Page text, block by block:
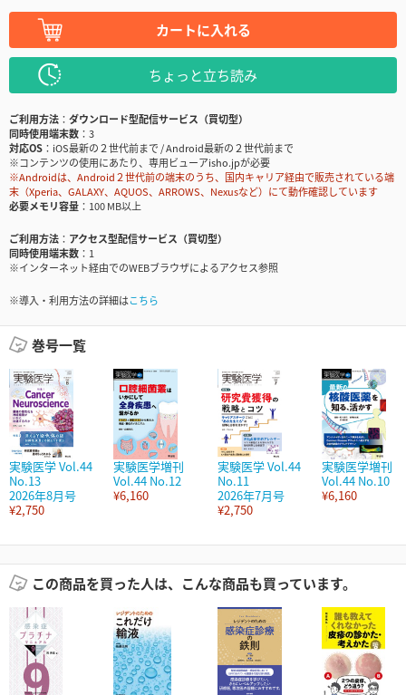
カートに入れる
ちょっと立ち読み
ご利用方法
ダウンロード型配信サービス（買切型）
同時使用端末数
3
対応OS
iOS最新の２世代前まで / Android最新の２世代前まで
※コンテンツの使用にあたり、専用ビューアisho.jpが必要
※Androidは、Android２世代前の端末のうち、国内キャリア経由で販売されている端
末（Xperia、GALAXY、AQUOS、ARROWS、Nexusなど）にて動作確認しています
必要メモリ容量
100 MB以上
ご利用方法
アクセス型配信サービス（買切型）
同時使用端末数
1
※インターネット経由でのWEBブラウザによるアクセス参照
※導入・利用方法の詳細はこちら
巻号一覧
実験医学 Vol.44
No.13
2026年8月号
¥2,750
実験医学増刊
Vol.44 No.12
¥6,160
実験医学 Vol.44
No.11
2026年7月号
¥2,750
実験医学増刊
Vol.44 No.10
¥6,160
この商品を買った人は、こんな商品も買っています。